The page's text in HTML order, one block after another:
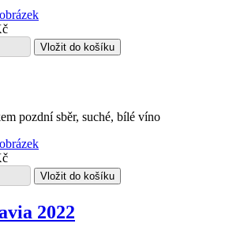
pozdní sběr, suché, bílé víno
2022